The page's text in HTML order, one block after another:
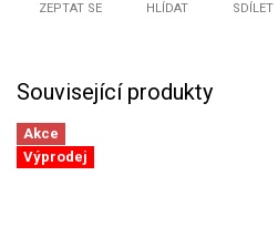
ZEPTAT SE HLÍDAT SDÍLET
Související produkty
Akce
Výprodej